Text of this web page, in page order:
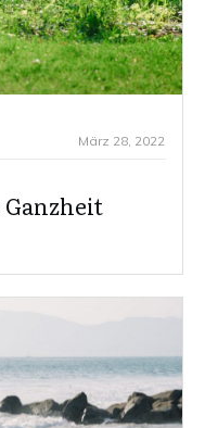
März 28, 2022
Ganzheit